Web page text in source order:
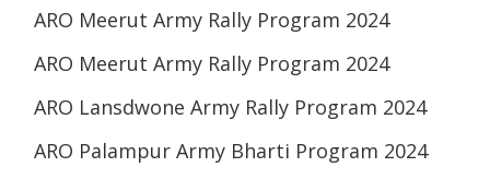
ARO Meerut Army Rally Program 2024
ARO Meerut Army Rally Program 2024
ARO Lansdwone Army Rally Program 2024
ARO Palampur Army Bharti Program 2024